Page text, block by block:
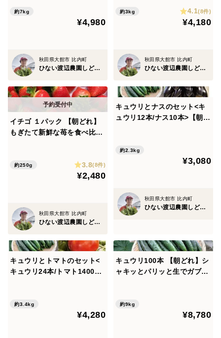
約7kg
¥4,980
秋田県大館市 比内町
ひない渡辺農園しどけ村
約3kg 4.1(8件)
¥4,180
秋田県大館市 比内町
ひない渡辺農園しどけ村
イチゴ １パック 【朝どれ】
もぎたて新鮮な苺を食べ比
約250g 3.8(8件)
¥2,480
秋田県大館市 比内町
ひない渡辺農園しどけ村
キュウリとナスのセット<キ
ュウリ12本/ナス10本>【朝ど
約2.3kg
¥3,080
秋田県大館市 比内町
ひない渡辺農園しどけ村
キュウリとトマトのセット<
キュウリ24本/トマト1400g>
約3.4kg
¥4,280
キュウリ100本 【朝どれ】シ
ャキッとパリッと生でガブッ
約9kg
¥8,780